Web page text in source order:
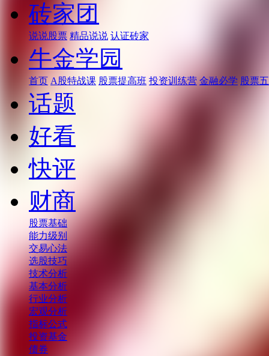
砖家团
说说股票 精品说说 认证砖家
牛金学园
首页 A股特战课 股票提高班 投资训练营 金融必学 股票
话题
好看
快评
财商
股票基础
能力级别
交易心法
选股技巧
技术分析
基本分析
行业分析
宏观分析
指标公式
投资基金
债券